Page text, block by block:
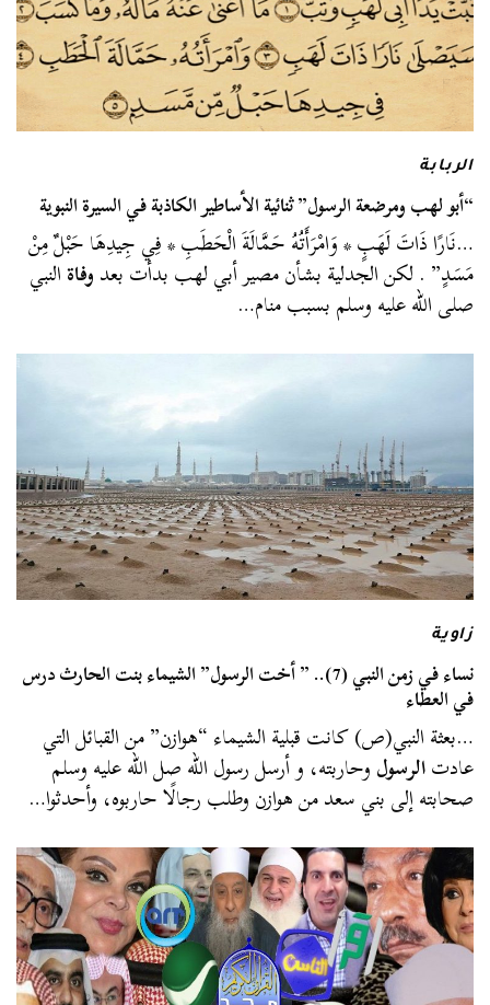
الربابة
“أبو لهب ومرضعة الرسول” ثنائية الأساطير الكاذبة في السيرة النبوية
…نَارًا ذَاتَ لَهَبٍ * وَامْرَأَتُهُ حَمَّالَةَ الْحَطَبِ * فِي جِيدِهَا حَبْلٌ مِنْ
مَسَدٍ” . لكن الجدلية بشأن مصير أبي لهب بدأت بعدوفاةالنبي
صلى الله عليه وسلم بسبب منام…
زاوية
نساء في زمن النبي (7).. ” أخت الرسول” الشيماء بنت الحارث درس
في العطاء
…بعثة النبي(ص) كانت قبلية الشيماء “هوازن” من القبائل التي
عادتالرسولوحاربته، و أرسل رسول الله صل الله عليه وسلم
صحابته إلى بني سعد من هوازن وطلب رجالًا حاربوه، وأحدثوا…